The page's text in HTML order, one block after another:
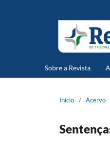
Sobre a Revista
Início / Acervo